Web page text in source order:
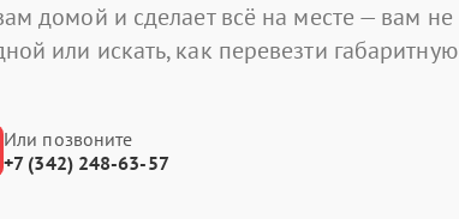
домой и сделает всё на месте — вам не
или искать, как перевезти габаритную
Или позвоните
+7 (342) 248-63-57